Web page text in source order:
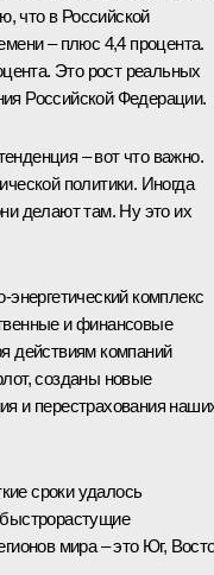
что в Российской
– плюс 4,4 процента.
Это рост реальных
Российской Федерации.
– вот что важно.
политики. Иногда
делают там. Ну это их
энергетический комплекс
и финансовые
действиям компаний
созданы новые
и перестрахования
сроки удалось
мира – это Юг,